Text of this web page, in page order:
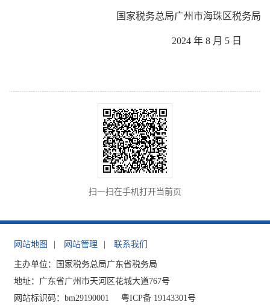
国家税务总局广州市海珠区税务局
2024 年 8 月 5 日
扫一扫在手机打开当前页
网站地图 网站管理 联系我们
主办单位：国家税务总局广东省税务局
地址：广东省广州市天河区花城大道767号
网站标识码：bm29190001
粤ICP备 19143301号